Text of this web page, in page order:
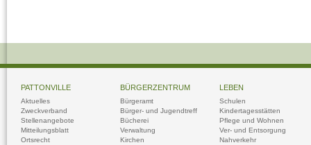
PATTONVILLE
Aktuelles
Zweckverband
Stellenangebote
Mitteilungsblatt
Ortsrecht
BÜRGERZENTRUM
Bürgeramt
Bürger- und Jugendtreff
Bücherei
Verwaltung
Kirchen
LEBEN
Schulen
Kindertagesstätten
Pflege und Wohnen
Ver- und Entsorgung
Nahverkehr